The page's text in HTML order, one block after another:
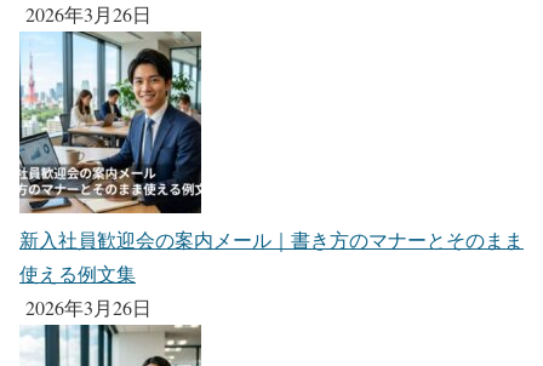
2026年3月26日
新入社員歓迎会の案内メール｜書き方のマナーとそのまま
使える例文集
2026年3月26日